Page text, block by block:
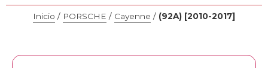
Inicio / PORSCHE / Cayenne / (92A) [2010-2017]